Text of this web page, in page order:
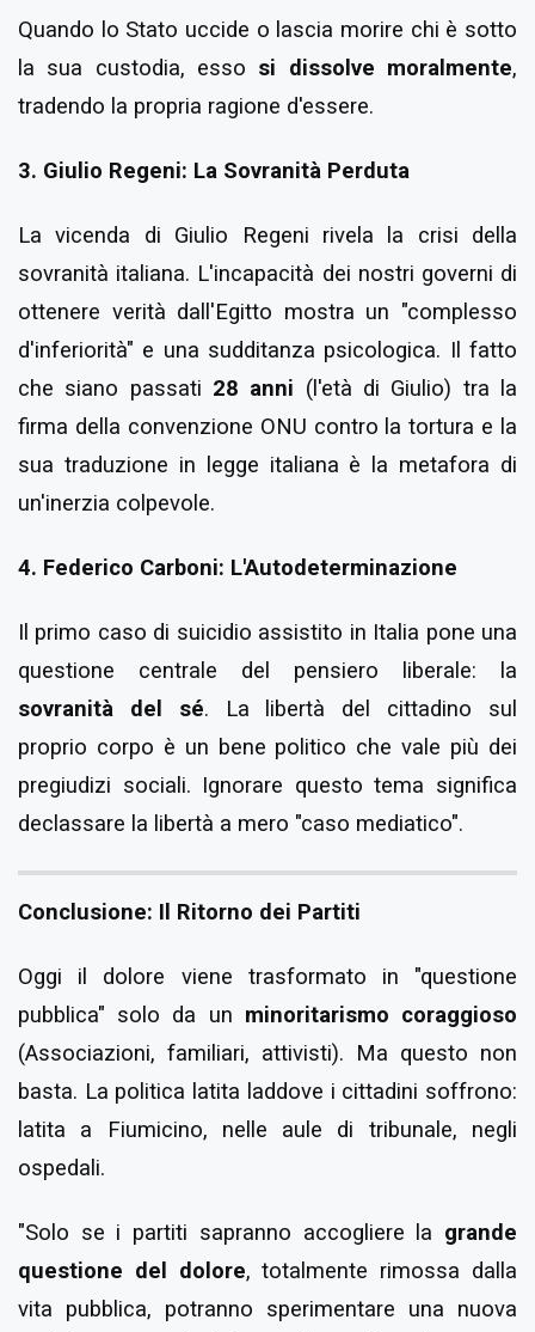
Quando lo Stato uccide o lascia morire chi è sotto
la sua custodia, esso si dissolve moralmente,
tradendo la propria ragione d'essere.
3. Giulio Regeni: La Sovranità Perduta
La vicenda di Giulio Regeni rivela la crisi della
sovranità italiana. L'incapacità dei nostri governi di
ottenere verità dall'Egitto mostra un "complesso
d'inferiorità" e una sudditanza psicologica. Il fatto
che siano passati 28 anni (l'età di Giulio) tra la
firma della convenzione ONU contro la tortura e la
sua traduzione in legge italiana è la metafora di
un'inerzia colpevole.
4. Federico Carboni: L'Autodeterminazione
Il primo caso di suicidio assistito in Italia pone una
questione centrale del pensiero liberale: la
sovranità del sé. La libertà del cittadino sul
proprio corpo è un bene politico che vale più dei
pregiudizi sociali. Ignorare questo tema significa
declassare la libertà a mero "caso mediatico".
Conclusione: Il Ritorno dei Partiti
Oggi il dolore viene trasformato in "questione
pubblica" solo da un minoritarismo coraggioso
(Associazioni, familiari, attivisti). Ma questo non
basta. La politica latita laddove i cittadini soffrono:
latita a Fiumicino, nelle aule di tribunale, negli
ospedali.
"Solo se i partiti sapranno accogliere la grande
questione del dolore, totalmente rimossa dalla
vita pubblica, potranno sperimentare una nuova